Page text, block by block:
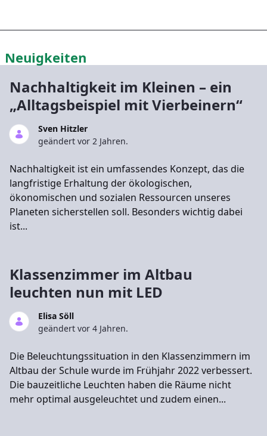
Neuigkeiten
Nachhaltigkeit im Kleinen – ein
„Alltagsbeispiel mit Vierbeinern“
Sven Hitzler
geändert vor 2 Jahren.
Nachhaltigkeit ist ein umfassendes Konzept, das die
langfristige Erhaltung der ökologischen,
ökonomischen und sozialen Ressourcen unseres
Planeten sicherstellen soll. Besonders wichtig dabei
ist...
Klassenzimmer im Altbau
leuchten nun mit LED
Elisa Söll
geändert vor 4 Jahren.
Die Beleuchtungssituation in den Klassenzimmern im
Altbau der Schule wurde im Frühjahr 2022 verbessert.
Die bauzeitliche Leuchten haben die Räume nicht
mehr optimal ausgeleuchtet und zudem einen...